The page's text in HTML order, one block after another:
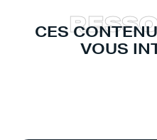
CES
VOUS
RESS